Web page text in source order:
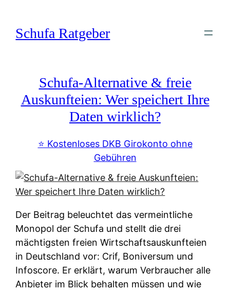
springen
Schufa Ratgeber
Schufa-Alternative & freie
Auskunfteien: Wer speichert Ihre
Daten wirklich?
⭐️ Kostenloses DKB Girokonto ohne
Gebühren
Der Beitrag beleuchtet das vermeintliche
Monopol der Schufa und stellt die drei
mächtigsten freien Wirtschaftsauskunfteien
in Deutschland vor: Crif, Boniversum und
Infoscore. Er erklärt, warum Verbraucher alle
Anbieter im Blick behalten müssen und wie